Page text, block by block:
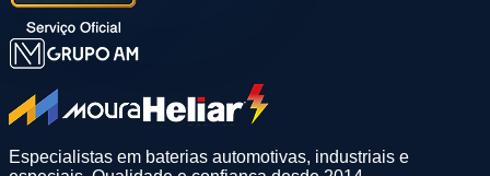
Especialistas em baterias automotivas, industriais e